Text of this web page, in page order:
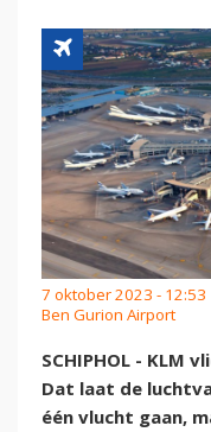
7 oktober 2023 - 12:53
Ben Gurion Airport
SCHIPHOL - KLM
Dat laat de
één vlucht gaan,